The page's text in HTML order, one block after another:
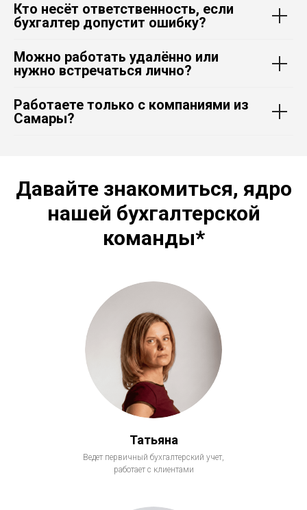
Кто несёт ответственность, если
бухгалтер допустит ошибку?
Можно работать удалённо или
нужно встречаться лично?
Работаете только с компаниями из
Самары?
Давайте знакомиться, ядро
нашей бухгалтерской
команды*
Татьяна
Ведет первичный бухгалтерский учет,
работает с клиентами